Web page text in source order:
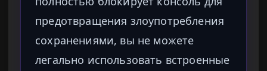
предотвращения злоупотребления
сохранениями, вы не можете
легально использовать встроенные